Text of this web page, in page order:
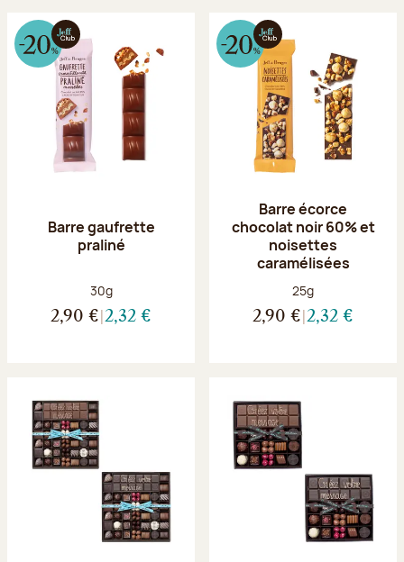
Barre gaufrette
praliné
Poids net :
30g
2,90 € 2,32 €
Barre écorce
chocolat noir 60% et
noisettes
caramélisées
Poids net :
25g
2,90 € 2,32 €